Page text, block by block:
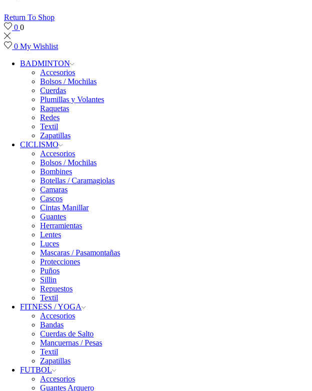
Return To Shop
0 0
0 My Wishlist
BADMINTON
Accesorios
Bolsos / Mochilas
Cuerdas
Plumillas y Volantes
Raquetas
Redes
Textil
Zapatillas
CICLISMO
Accesorios
Bolsos / Mochilas
Bombines
Botellas / Caramagiolas
Camaras
Cascos
Cintas Manillar
Guantes
Herramientas
Lentes
Luces
Mascaras / Pasamontañas
Protecciones
Puños
Sillin
Repuestos
Textil
FITNESS / YOGA
Accesorios
Bandas
Cuerdas de Salto
Mancuernas / Pesas
Textil
Zapatillas
FUTBOL
Accesorios
Guantes Arquero